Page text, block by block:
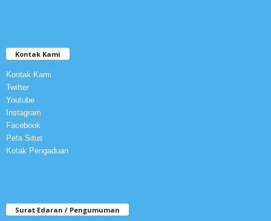
Kontak Kami
Kontak Kami
Twitter
Youtube
Instagram
Facebook
Peta Situs
Kotak Pengaduan
Surat Edaran / Pengumuman